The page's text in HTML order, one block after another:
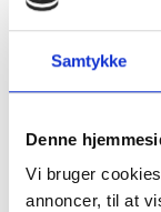
Samtykke
Denne
Vi bruger
annoncer, til at